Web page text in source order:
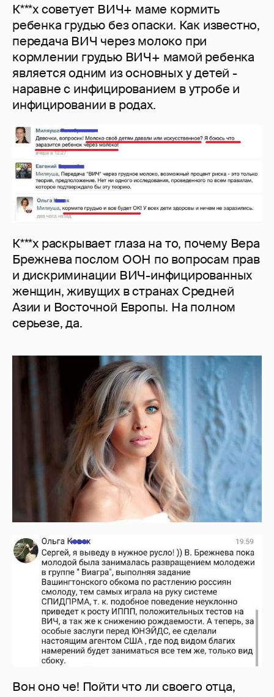
К***х советует ВИЧ+ маме кормить
ребенка грудью без опаски. Как известно,
передача ВИЧ через молоко при
кормлении грудью ВИЧ+ мамой ребенка
является одним из основных у детей -
наравне с инфицированием в утробе и
инфицировании в родах.
К***х раскрывает глаза на то, почему Вера
Брежнева послом ООН по вопросам прав
и дискриминации ВИЧ-инфицированных
женщин, живущих в странах Средней
Азии и Восточной Европы. На полном
серьезе, да.
Вон оно че! Пойти что ли своего отца,